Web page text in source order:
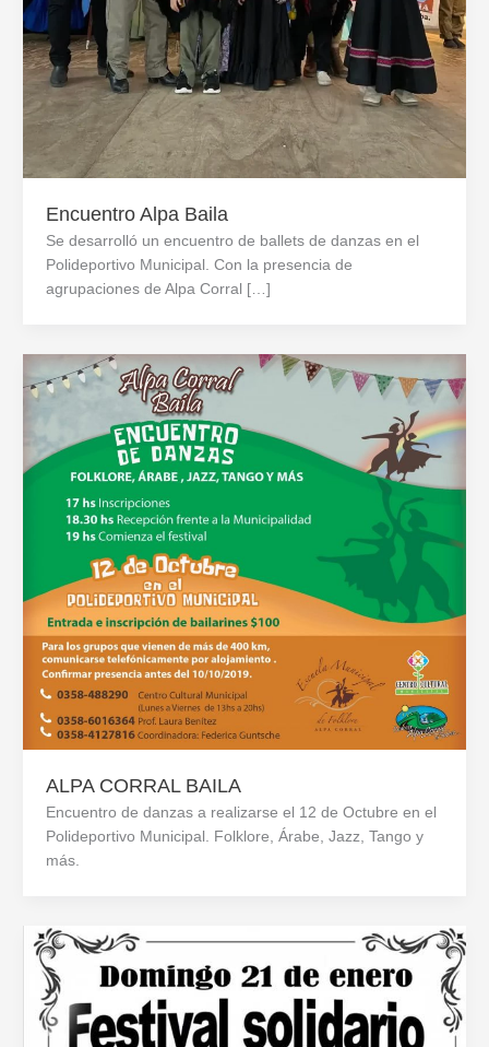
Encuentro Alpa Baila
Se desarrolló un encuentro de ballets de danzas en el
Polideportivo Municipal. Con la presencia de
agrupaciones de Alpa Corral […]
ALPA CORRAL BAILA
Encuentro de danzas a realizarse el 12 de Octubre en el
Polideportivo Municipal. Folklore, Árabe, Jazz, Tango y
más.